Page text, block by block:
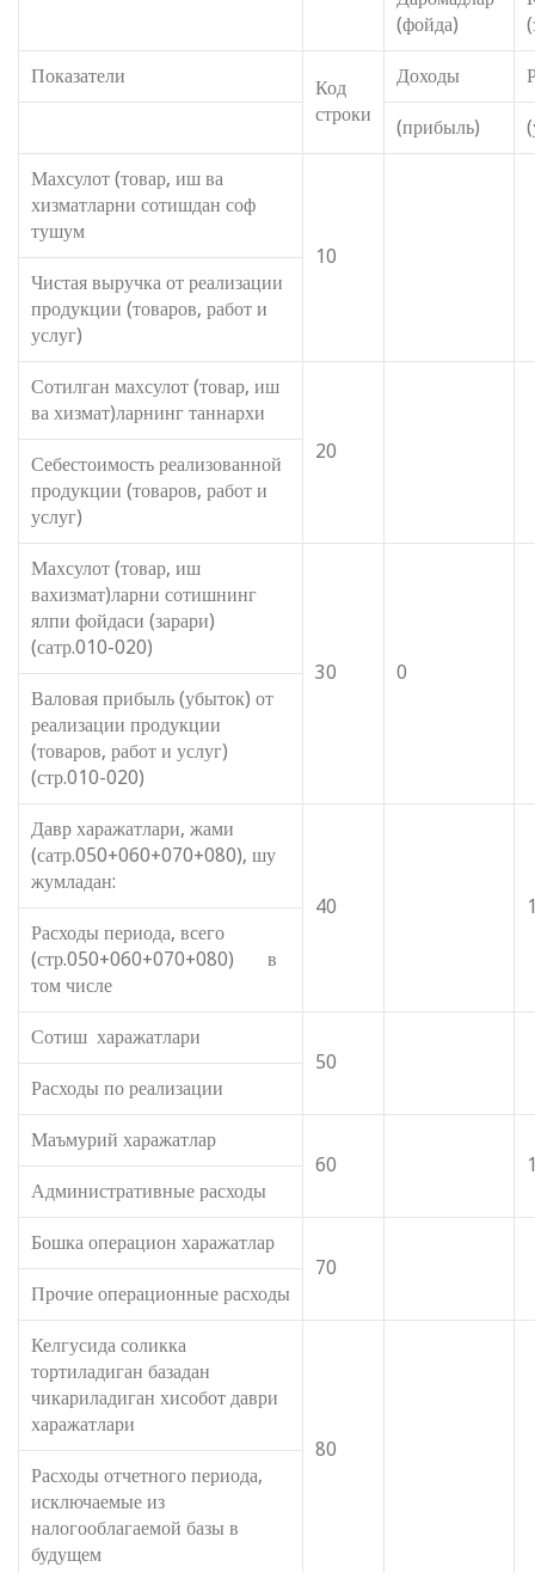
(фойда)
Показатели
Код
строки
Доходы
(прибыль)
Махсулот (товар, иш ва
хизматларни сотишдан соф
тушум
10
Чистая выручка от реализации
продукции (товаров, работ и
услуг)
Сотилган махсулот (товар, иш
ва хизмат)ларнинг таннархи
20
Себестоимость реализованной
продукции (товаров, работ и
услуг)
Махсулот (товар, иш
вахизмат)ларни сотишнинг
ялпи фойдаси (зарари)
(сатр.010-020)
30
0
Валовая прибыль (убыток) от
реализации продукции
(товаров, работ и услуг)
(стр.010-020)
Давр харажатлари, жами
(сатр.050+060+070+080), шу
жумладан:
40
Расходы периода, всего
(стр.050+060+070+080) в
том числе
Сотиш харажатлари
50
Расходы по реализации
Маъмурий харажатлар
60
Административные расходы
Бошка операцион харажатлар
70
Прочие операционные расходы
Келгусида соликка
тортиладиган базадан
чикариладиган хисобот даври
харажатлари
80
Расходы отчетного периода,
исключаемые из
налогооблагаемой базы в
будущем